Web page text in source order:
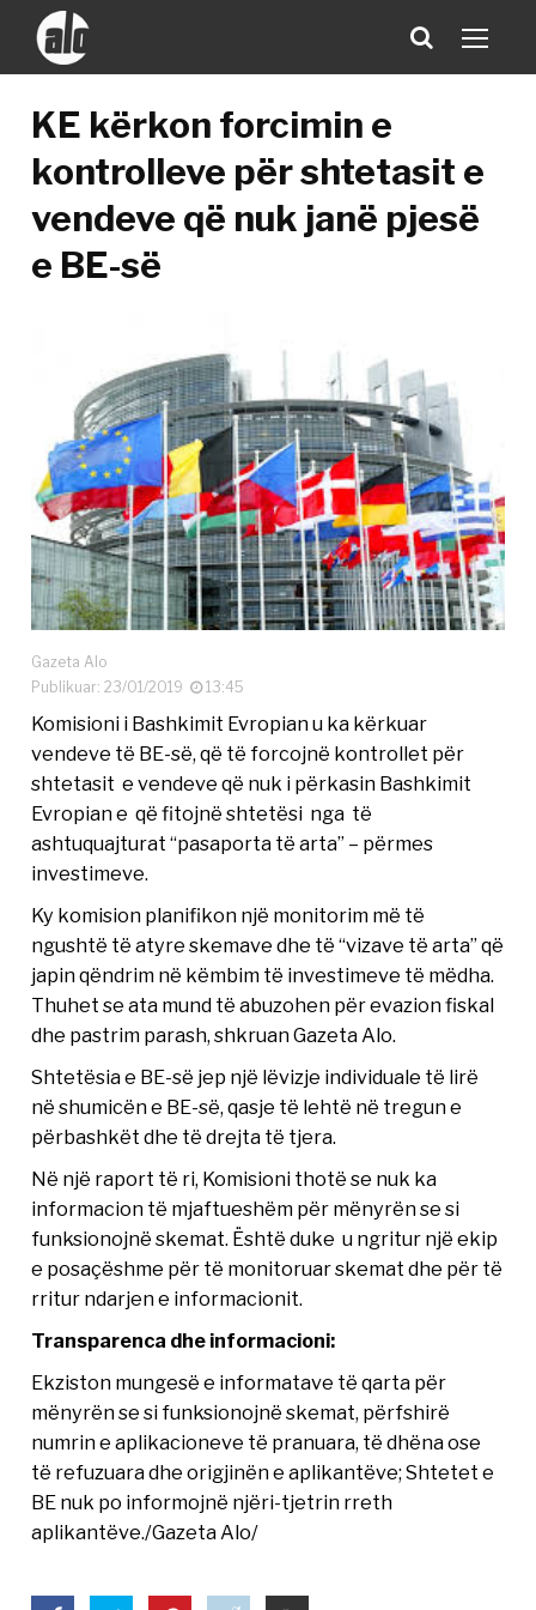
KE kërkon forcimin e
kontrolleve për shtetasit e
vendeve që nuk janë pjesë
e BE-së
Gazeta Alo
Publikuar: 23/01/2019
13:45
Komisioni i Bashkimit Evropian u ka kërkuar
vendeve të BE-së, që të forcojnë kontrollet për
shtetasit e vendeve që nuk i përkasin Bashkimit
Evropian e që fitojnë shtetësi nga të
ashtuquajturat “pasaporta të arta” – përmes
investimeve.
Ky komision planifikon një monitorim më të
ngushtë të atyre skemave dhe të “vizave të arta” që
japin qëndrim në këmbim të investimeve të mëdha.
Thuhet se ata mund të abuzohen për evazion fiskal
dhe pastrim parash, shkruan Gazeta Alo.
Shtetësia e BE-së jep një lëvizje individuale të lirë
në shumicën e BE-së, qasje të lehtë në tregun e
përbashkët dhe të drejta të tjera.
Në një raport të ri, Komisioni thotë se nuk ka
informacion të mjaftueshëm për mënyrën se si
funksionojnë skemat. Është duke u ngritur një ekip
e posaçëshme për të monitoruar skemat dhe për të
rritur ndarjen e informacionit.
Transparenca dhe informacioni:
Ekziston mungesë e informatave të qarta për
mënyrën se si funksionojnë skemat, përfshirë
numrin e aplikacioneve të pranuara, të dhëna ose
të refuzuara dhe origjinën e aplikantëve; Shtetet e
BE nuk po informojnë njëri-tjetrin rreth
aplikantëve./Gazeta Alo/